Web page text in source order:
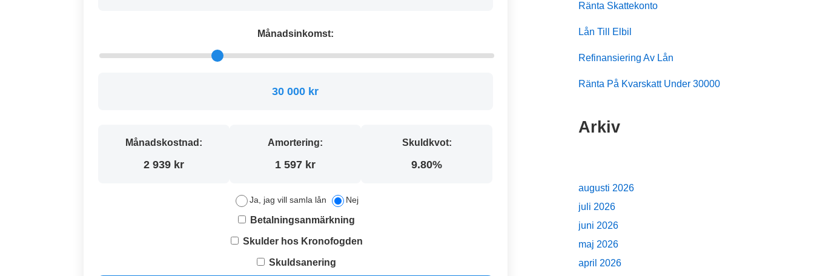
Månadsinkomst:
30 000 kr
Månadskostnad:
2 939 kr
Amortering:
1 597 kr
Skuldkvot:
9.80%
Ja, jag vill samla lån Nej
Betalningsanmärkning
Skulder hos Kronofogden
Skuldsanering
Ränta Skattekonto
Lån Till Elbil
Refinansiering Av Lån
Ränta På Kvarskatt Under 30000
Arkiv
augusti 2026
juli 2026
juni 2026
maj 2026
april 2026